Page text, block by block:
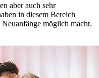
aber auch sehr
in diesem Bereich
möglich macht.